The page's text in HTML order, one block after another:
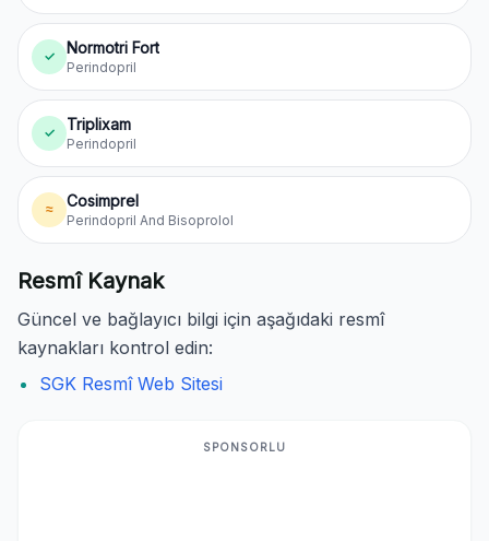
✓ Normotri Fort
Perindopril
✓ Triplixam
Perindopril
≈ Cosimprel
Perindopril And Bisoprolol
Resmî Kaynak
Güncel ve bağlayıcı bilgi için aşağıdaki resmî
kaynakları kontrol edin:
SGK Resmî Web Sitesi
SPONSORLU